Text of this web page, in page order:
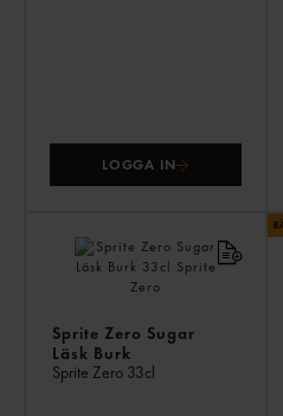
LOGGA IN
Sprite Zero Sugar
Läsk Burk
Sprite Zero 33cl